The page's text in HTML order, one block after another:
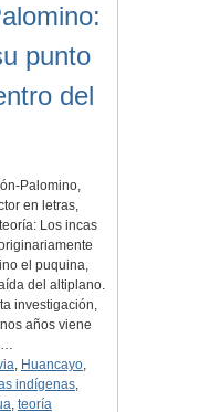
punto
del
Palomino,
en letras,
Los incas
el puquina,
del altiplano.
investigación,
años viene
, Huancayo,
indígenas,
, teoría